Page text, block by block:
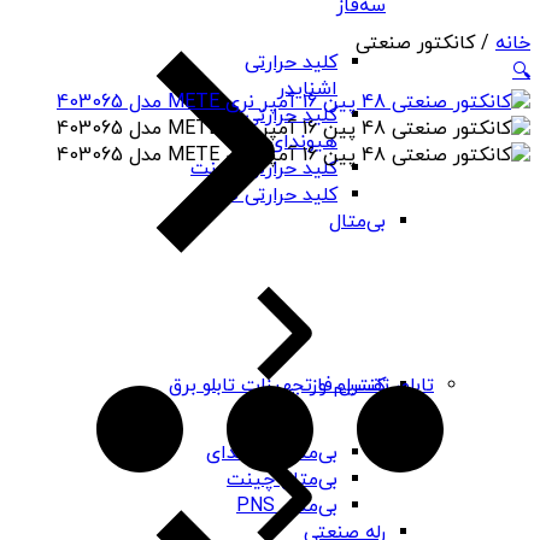
کلید حرارتی
اشنایدر
کلید حرارتی
هیوندای
کلید حرارتی چینت
کلید حرارتی PNS
بی‌متال
بی‌متال هیوندای
بی‌متال چینت
بی‌متال PNS
رله صنعتی
سه‌فاز
کنترل فاز
تابلو، تقسیم و تجهیزات تابلو برق
خانه / کانکتور صنعتی
🔍